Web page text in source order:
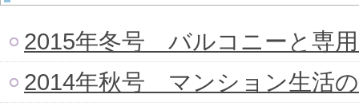
2015年冬号 バルコニーと専
2014年秋号 マンション生活